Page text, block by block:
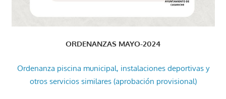
ORDENANZAS MAYO-2024
Ordenanza piscina municipal, instalaciones deportivas y
otros servicios similares (aprobación provisional)